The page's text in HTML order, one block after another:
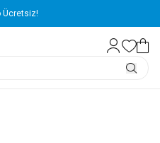
Ücretsiz!